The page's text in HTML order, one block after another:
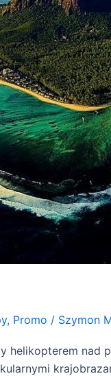
, Promo / Szymon
helikopterem